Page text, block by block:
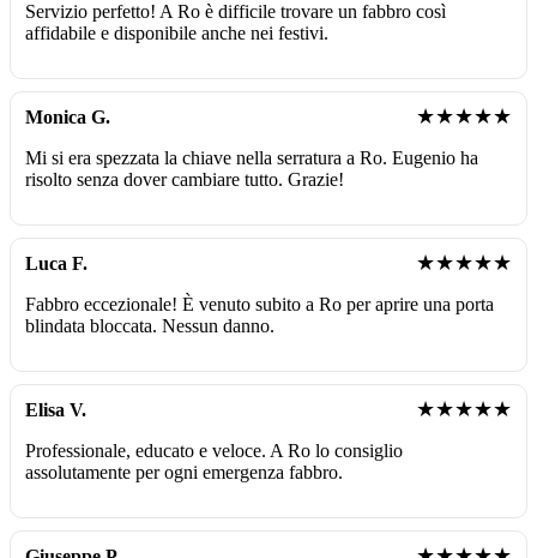
Servizio perfetto! A Ro è difficile trovare un fabbro così
affidabile e disponibile anche nei festivi.
Monica G. ★★★★★
Mi si era spezzata la chiave nella serratura a Ro. Eugenio ha
risolto senza dover cambiare tutto. Grazie!
Luca F. ★★★★★
Fabbro eccezionale! È venuto subito a Ro per aprire una porta
blindata bloccata. Nessun danno.
Elisa V. ★★★★★
Professionale, educato e veloce. A Ro lo consiglio
assolutamente per ogni emergenza fabbro.